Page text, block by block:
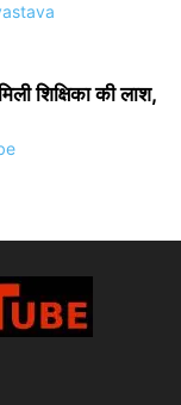
शिक्षिका की लाश,